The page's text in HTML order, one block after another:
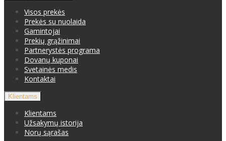
Visos prekės
Prekės su nuolaida
Gamintojai
Prekių grąžinimai
Partnerystės programa
Dovanų kuponai
Svetainės medis
Kontaktai
Klientams
Klientams
Užsakymų istorija
Norų sąrašas